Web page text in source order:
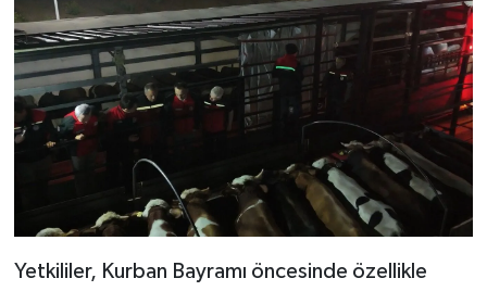
Yetkililer, Kurban Bayramı öncesinde özellikle